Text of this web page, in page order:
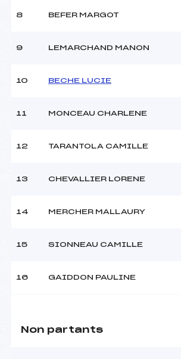
8 BEFER MARGOT
9 LEMARCHAND MANON
10 BECHE LUCIE
11 MONCEAU CHARLENE
12 TARANTOLA CAMILLE
13 CHEVALLIER LORENE
14 MERCHER MALLAURY
15 SIONNEAU CAMILLE
16 GAIDDON PAULINE
Non partants